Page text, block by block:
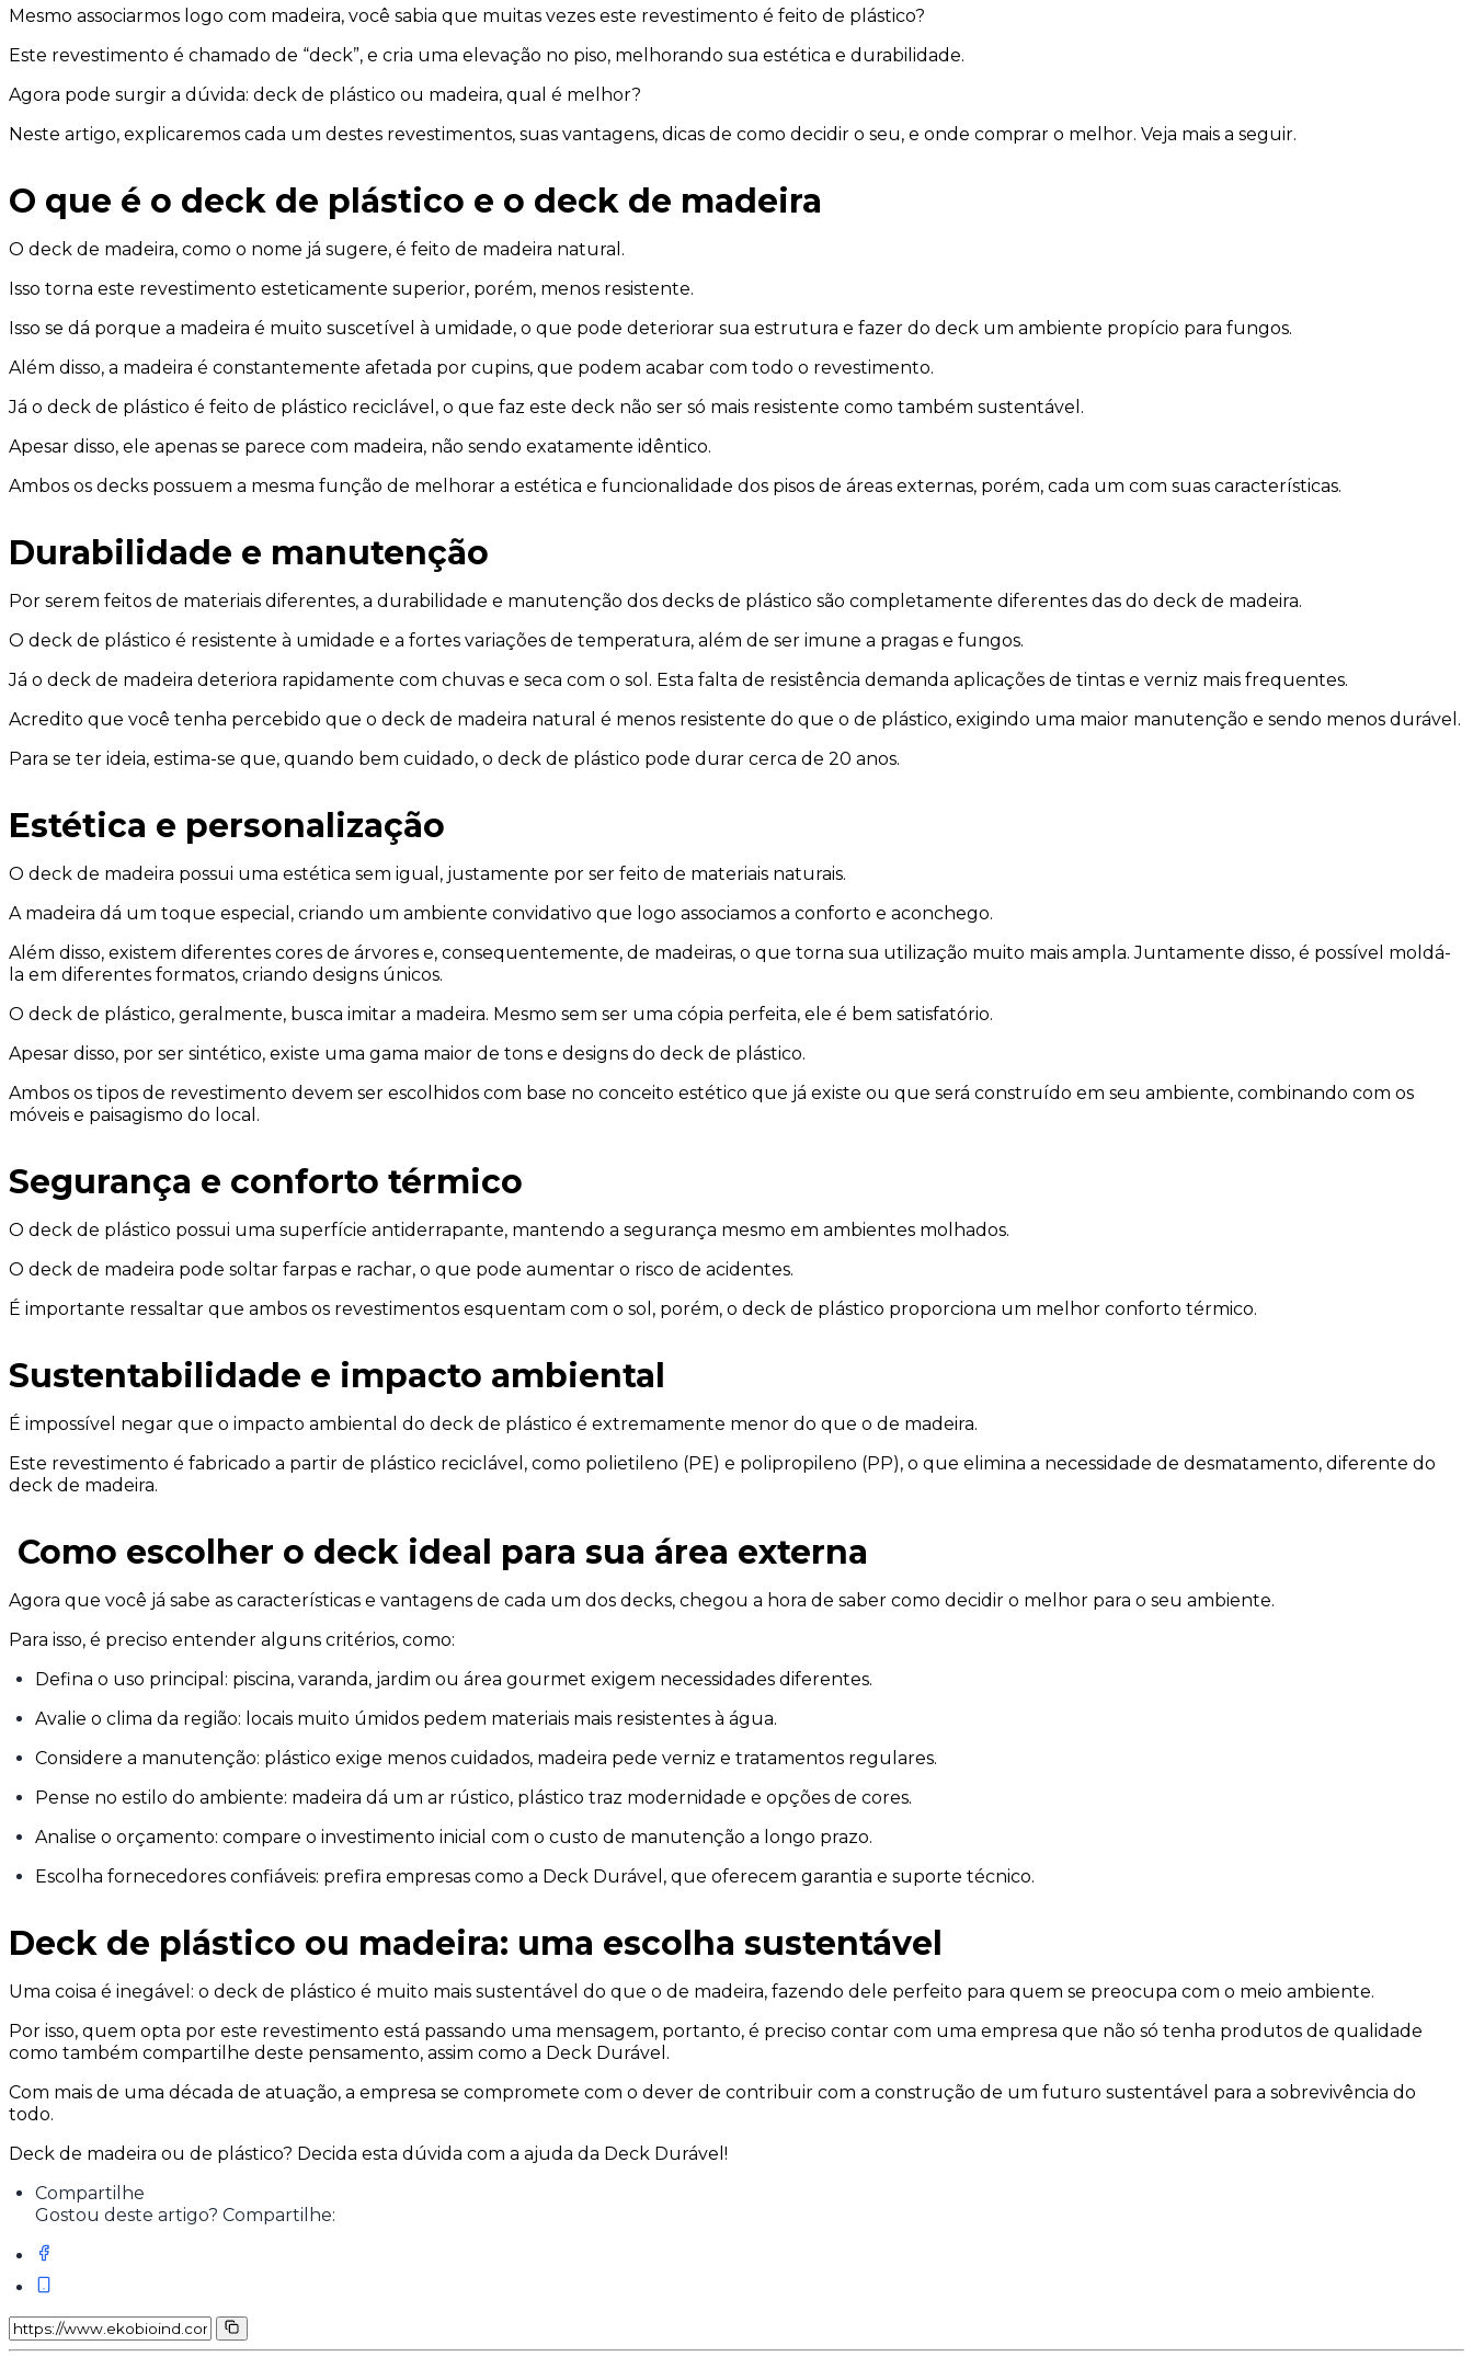
Mesmo associarmos logo com madeira, você sabia que muitas vezes este revestimento é feito de plástico?
Este revestimento é chamado de “deck”, e cria uma elevação no piso, melhorando sua estética e durabilidade.
Agora pode surgir a dúvida: deck de plástico ou madeira, qual é melhor?
Neste artigo, explicaremos cada um destes revestimentos, suas vantagens, dicas de como decidir o seu, e onde comprar o melhor. Veja mais a seguir.
O que é o deck de plástico e o deck de madeira
O deck de madeira, como o nome já sugere, é feito de madeira natural.
Isso torna este revestimento esteticamente superior, porém, menos resistente.
Isso se dá porque a madeira é muito suscetível à umidade, o que pode deteriorar sua estrutura e fazer do deck um ambiente propício para fungos.
Além disso, a madeira é constantemente afetada por cupins, que podem acabar com todo o revestimento.
Já o deck de plástico é feito de plástico reciclável, o que faz este deck não ser só mais resistente como também sustentável.
Apesar disso, ele apenas se parece com madeira, não sendo exatamente idêntico.
Ambos os decks possuem a mesma função de melhorar a estética e funcionalidade dos pisos de áreas externas, porém, cada um com suas características.
Durabilidade e manutenção
Por serem feitos de materiais diferentes, a durabilidade e manutenção dos decks de plástico são completamente diferentes das do deck de madeira.
O deck de plástico é resistente à umidade e a fortes variações de temperatura, além de ser imune a pragas e fungos.
Já o deck de madeira deteriora rapidamente com chuvas e seca com o sol. Esta falta de resistência demanda aplicações de tintas e verniz mais frequentes.
Acredito que você tenha percebido que o deck de madeira natural é menos resistente do que o de plástico, exigindo uma maior manutenção e sendo menos durável.
Para se ter ideia, estima-se que, quando bem cuidado, o deck de plástico pode durar cerca de 20 anos.
Estética e personalização
O deck de madeira possui uma estética sem igual, justamente por ser feito de materiais naturais.
A madeira dá um toque especial, criando um ambiente convidativo que logo associamos a conforto e aconchego.
Além disso, existem diferentes cores de árvores e, consequentemente, de madeiras, o que torna sua utilização muito mais ampla. Juntamente disso, é possível moldá-
la em diferentes formatos, criando designs únicos.
O deck de plástico, geralmente, busca imitar a madeira. Mesmo sem ser uma cópia perfeita, ele é bem satisfatório.
Apesar disso, por ser sintético, existe uma gama maior de tons e designs do deck de plástico.
Ambos os tipos de revestimento devem ser escolhidos com base no conceito estético que já existe ou que será construído em seu ambiente, combinando com os
móveis e paisagismo do local.
Segurança e conforto térmico
O deck de plástico possui uma superfície antiderrapante, mantendo a segurança mesmo em ambientes molhados.
O deck de madeira pode soltar farpas e rachar, o que pode aumentar o risco de acidentes.
É importante ressaltar que ambos os revestimentos esquentam com o sol, porém, o deck de plástico proporciona um melhor conforto térmico.
Sustentabilidade e impacto ambiental
É impossível negar que o impacto ambiental do deck de plástico é extremamente menor do que o de madeira.
Este revestimento é fabricado a partir de plástico reciclável, como polietileno (PE) e polipropileno (PP), o que elimina a necessidade de desmatamento, diferente do
deck de madeira.
Como escolher o deck ideal para sua área externa
Agora que você já sabe as características e vantagens de cada um dos decks, chegou a hora de saber como decidir o melhor para o seu ambiente.
Para isso, é preciso entender alguns critérios, como:
Defina o uso principal: piscina, varanda, jardim ou área gourmet exigem necessidades diferentes.
Avalie o clima da região: locais muito úmidos pedem materiais mais resistentes à água.
Considere a manutenção: plástico exige menos cuidados, madeira pede verniz e tratamentos regulares.
Pense no estilo do ambiente: madeira dá um ar rústico, plástico traz modernidade e opções de cores.
Analise o orçamento: compare o investimento inicial com o custo de manutenção a longo prazo.
Escolha fornecedores confiáveis: prefira empresas como a Deck Durável, que oferecem garantia e suporte técnico.
Deck de plástico ou madeira: uma escolha sustentável
Uma coisa é inegável: o deck de plástico é muito mais sustentável do que o de madeira, fazendo dele perfeito para quem se preocupa com o meio ambiente.
Por isso, quem opta por este revestimento está passando uma mensagem, portanto, é preciso contar com uma empresa que não só tenha produtos de qualidade
como também compartilhe deste pensamento, assim como a Deck Durável.
Com mais de uma década de atuação, a empresa se compromete com o dever de contribuir com a construção de um futuro sustentável para a sobrevivência do
todo.
Deck de madeira ou de plástico? Decida esta dúvida com a ajuda da Deck Durável!
Compartilhe
Gostou deste artigo? Compartilhe: